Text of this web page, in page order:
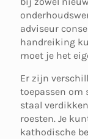
adviseur
handreiking
moet je het
Er zijn
toepassen om
staal
roesten. Je
kathodische